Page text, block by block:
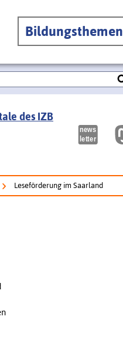
Bildungsthemen
des IZB
Leseförderung im Saarland